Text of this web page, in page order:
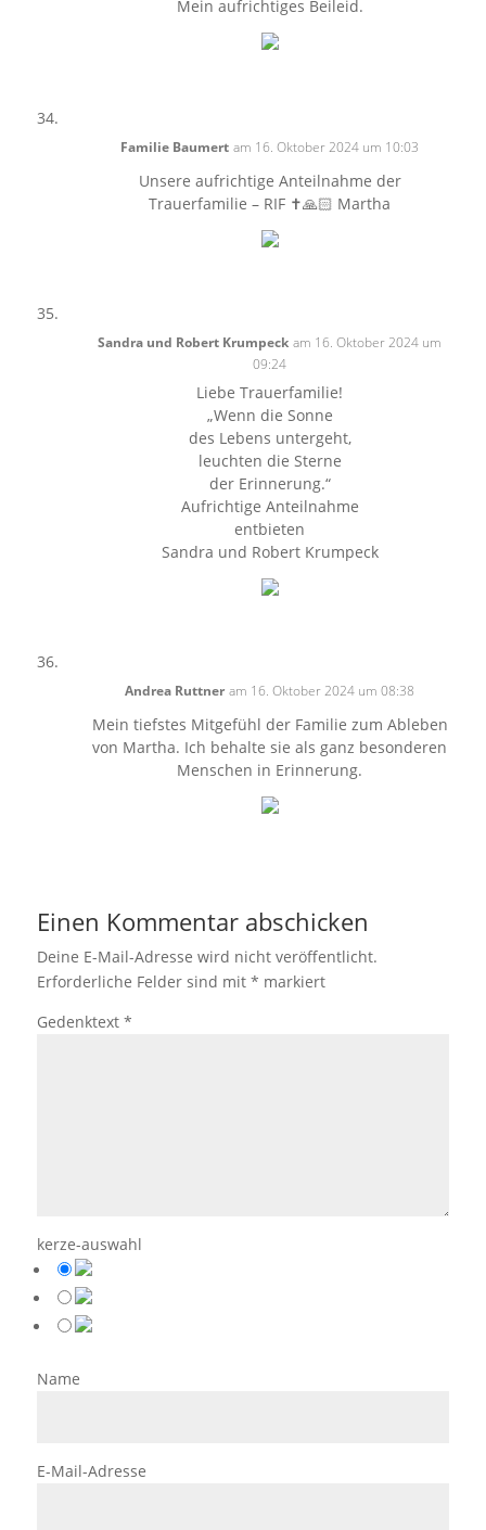
Mein aufrichtiges Beileid.
Familie Baumert am 16. Oktober 2024 um 10:03
Unsere aufrichtige Anteilnahme der
Trauerfamilie – RIF ✝️🙏🏻 Martha
Sandra und Robert Krumpeck am 16. Oktober 2024 um
09:24
Liebe Trauerfamilie!
„Wenn die Sonne
des Lebens untergeht,
leuchten die Sterne
der Erinnerung.“
Aufrichtige Anteilnahme
entbieten
Sandra und Robert Krumpeck
Andrea Ruttner am 16. Oktober 2024 um 08:38
Mein tiefstes Mitgefühl der Familie zum Ableben
von Martha. Ich behalte sie als ganz besonderen
Menschen in Erinnerung.
Einen Kommentar abschicken
Deine E-Mail-Adresse wird nicht veröffentlicht.
Erforderliche Felder sind mit * markiert
Gedenktext *
kerze-auswahl
Name
E-Mail-Adresse